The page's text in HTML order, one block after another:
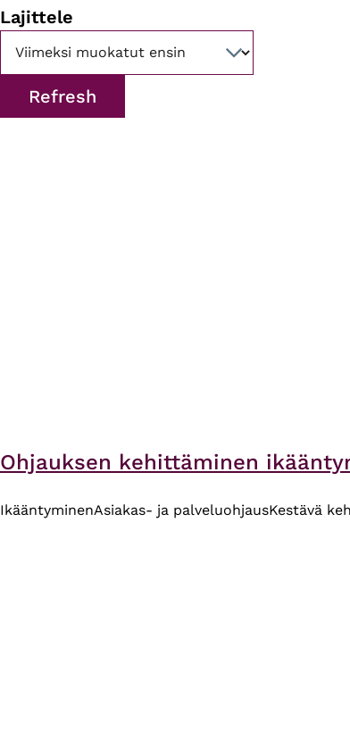
Lajittele
Ohjauksen kehittäminen
IkääntyminenAsiakas- ja palveluohjausKestävä